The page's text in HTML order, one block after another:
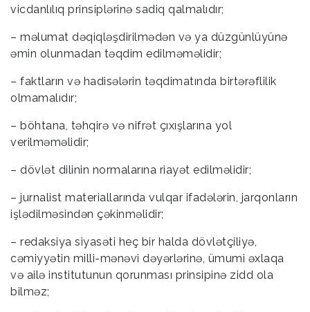
vicdanlılıq prinsiplərinə sadiq qalmalıdır;
– məlumat dəqiqləşdirilmədən və ya düzgünlüyünə
əmin olunmadan təqdim edilməməlidir;
– faktların və hadisələrin təqdimatında birtərəflilik
olmamalıdır;
– böhtana, təhqirə və nifrət çıxışlarına yol
verilməməlidir;
– dövlət dilinin normalarına riayət edilməlidir;
– jurnalist materiallarında vulqar ifadələrin, jarqonların
işlədilməsindən çəkinməlidir;
– redaksiya siyasəti heç bir halda dövlətçiliyə,
cəmiyyətin milli-mənəvi dəyərlərinə, ümumi əxlaqa
və ailə institutunun qorunması prinsipinə zidd ola
bilməz;